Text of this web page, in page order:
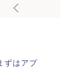
ずはアプ